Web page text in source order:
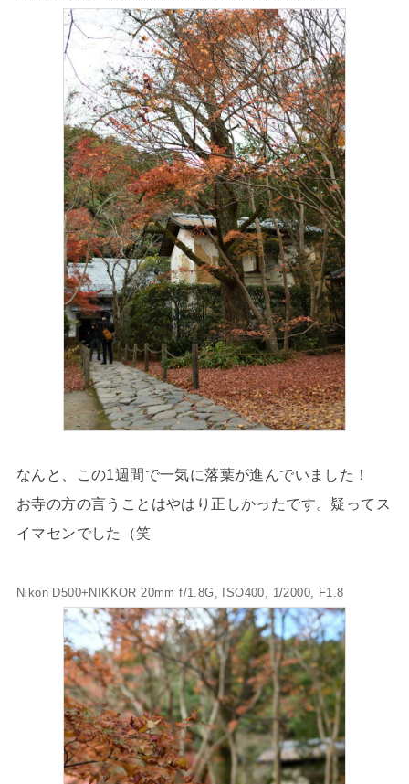
なんと、この1週間で一気に落葉が進んでいました！
お寺の方の言うことはやはり正しかったです。疑ってス
イマセンでした（笑
Nikon D500+NIKKOR 20mm f/1.8G, ISO400, 1/2000, F1.8